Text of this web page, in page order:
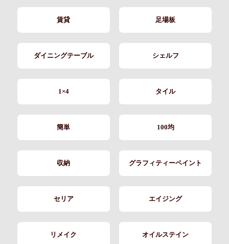
賃貸 足場板
ダイニングテーブル シェルフ
1×4 タイル
簡単 100均
収納 グラフィティーペイント
セリア エイジング
リメイク オイルステイン